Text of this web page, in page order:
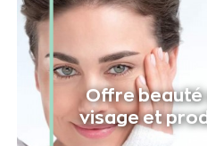
Offre beauté
visage et